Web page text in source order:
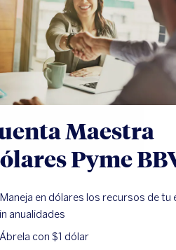
Maestra
Pyme
Maneja en dólares los recursos de tu
anualidades
Ábrela con $1 dólar